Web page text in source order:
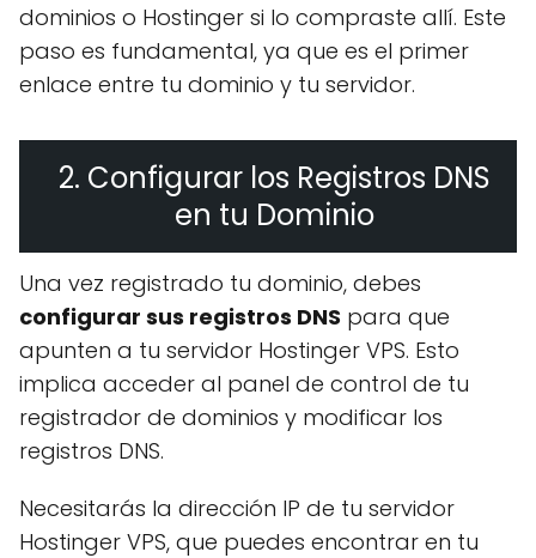
dominios o Hostinger si lo compraste allí. Este
paso es fundamental, ya que es el primer
enlace entre tu dominio y tu servidor.
2. Configurar los Registros DNS
en tu Dominio
Una vez registrado tu dominio, debes
configurar sus registros DNS para que
apunten a tu servidor Hostinger VPS. Esto
implica acceder al panel de control de tu
registrador de dominios y modificar los
registros DNS.
Necesitarás la dirección IP de tu servidor
Hostinger VPS, que puedes encontrar en tu